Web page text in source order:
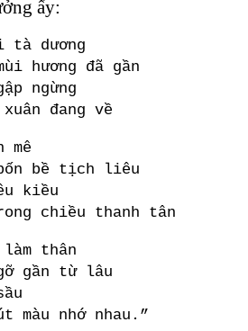
ấy:
tà dương
hương đã gần
ngừng
đang về
mê
bề tịch liêu
kiều
chiều thanh tân
thân
gần từ lâu
màu nhớ nhau.”